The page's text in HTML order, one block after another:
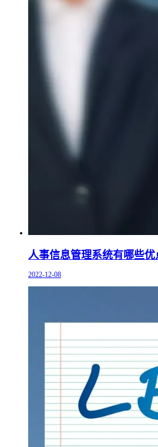
人事信息管理系统有哪些优
2022-12-08